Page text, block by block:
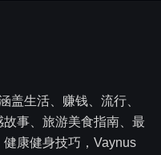
盖生活、赚钱、流行、
事、旅游美食指南、最
康健身技巧，Vaynus